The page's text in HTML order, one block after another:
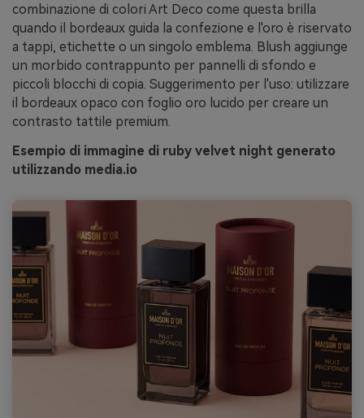
combinazione di colori Art Deco come questa brilla
quando il bordeaux guida la confezione e l'oro è riservato
a tappi, etichette o un singolo emblema. Blush aggiunge
un morbido contrappunto per pannelli di sfondo e
piccoli blocchi di copia. Suggerimento per l'uso: utilizzare
il bordeaux opaco con foglio oro lucido per creare un
contrasto tattile premium.
Esempio di immagine di ruby velvet night generato
utilizzando media.io